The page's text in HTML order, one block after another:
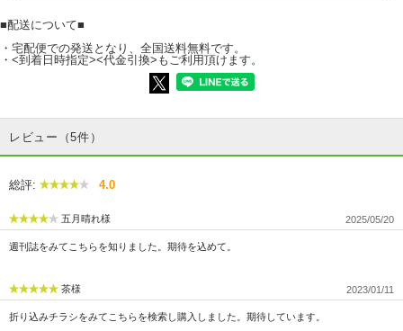
■配送について■
・宅配便での発送となり、全国送料無料です。
・<到着日時指定><代金引換>もご利用頂けます。
レビュー（5件）
総評: 4.0
五月晴れ様 2025/05/20
週刊誌をみてこちらを知りました。期待を込めて。
茶様 2023/01/11
折り込みチラシをみてこちらを検索し購入しました。期待しています。